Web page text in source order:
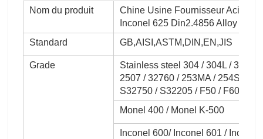
Nom du produit
Chine Usine Fournisseur Acier
Inconel 625 Din2.4856 Alloy 625
Standard
GB,AISI,ASTM,DIN,EN,JIS
Grade
Stainless steel 304 / 304L / 310S
2507 / 32760 / 253MA / 254SMo /
S32750 / S32205 / F50 / F60 /
Monel 400 / Monel K-500
Inconel 600/ Inconel 601 /